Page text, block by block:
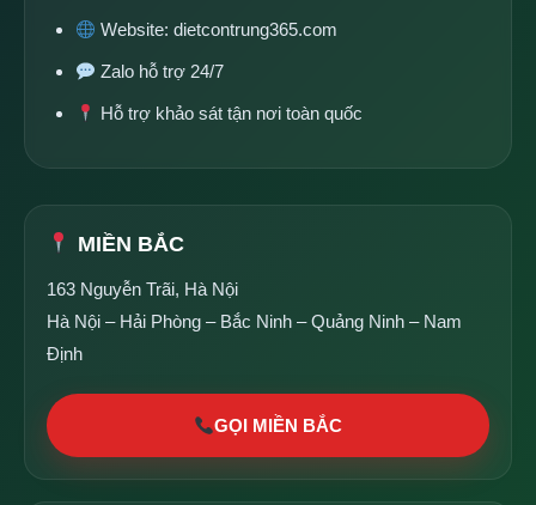
Website:dietcontrung365.com
Zalo hỗ trợ 24/7
Hỗ trợ khảo sát tận nơi toàn quốc
MIỀN BẮC
163 Nguyễn Trãi, Hà Nội
Hà Nội – Hải Phòng – Bắc Ninh – Quảng Ninh – Nam
Định
GỌI MIỀN BẮC